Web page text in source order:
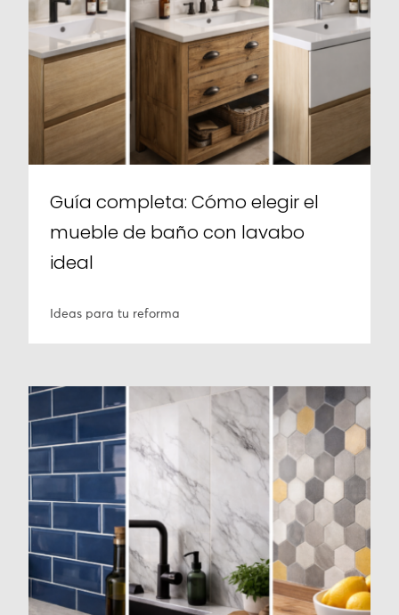
Guía completa: Cómo elegir el
mueble de baño con lavabo
ideal
Ideas para tu reforma